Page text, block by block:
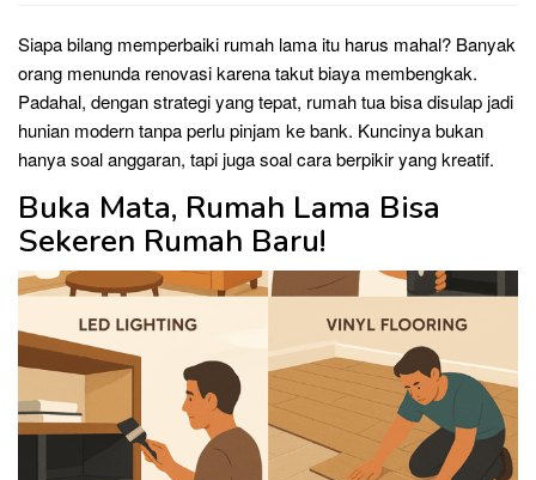
Siapa bilang memperbaiki rumah lama itu harus mahal? Banyak
orang menunda renovasi karena takut biaya membengkak.
Padahal, dengan strategi yang tepat, rumah tua bisa disulap jadi
hunian modern tanpa perlu pinjam ke bank. Kuncinya bukan
hanya soal anggaran, tapi juga soal cara berpikir yang kreatif.
Buka Mata, Rumah Lama Bisa
Sekeren Rumah Baru!